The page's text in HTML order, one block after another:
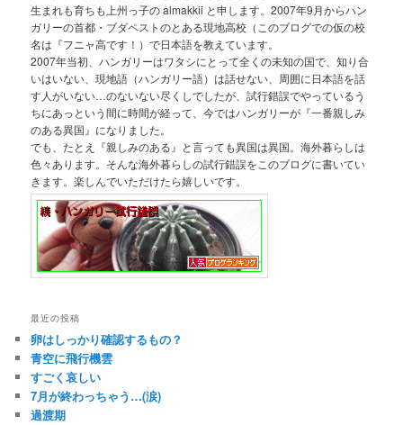
生まれも育ちも上州っ子の almakkii と申します。2007年9月からハン
ガリーの首都・ブダペストのとある現地高校（このブログでの仮の校
名は『フニャ高です！）で日本語を教えています。
2007年当初、ハンガリーはワタシにとって全くの未知の国で、知り合
いはいない、現地語（ハンガリー語）は話せない、周囲に日本語を話
す人がいない…のないない尽くしでしたが、試行錯誤でやっているう
ちにあっという間に時間が経って、今ではハンガリーが『一番親しみ
のある異国』になりました。
でも、たとえ『親しみのある』と言っても異国は異国。海外暮らしは
色々あります。そんな海外暮らしの試行錯誤をこのブログに書いてい
きます。楽しんでいただけたら嬉しいです。
最近の投稿
卵はしっかり確認するもの？
青空に飛行機雲
すごく哀しい
7月が終わっちゃう…(涙)
過渡期